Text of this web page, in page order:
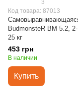
3
Код товара: 87013
BudmonsteR BM 5.2,
25 кг
453 грн
В наличии
Купить